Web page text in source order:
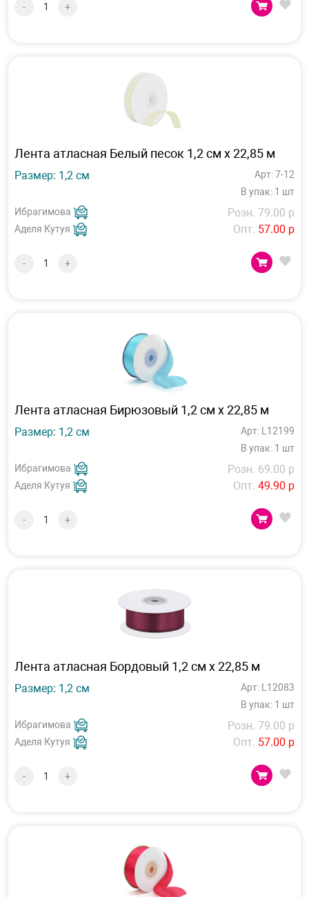
- +
Лента атласная Белый песок 1,2 см х 22,85 м
Размер: 1,2 см
Арт: 7-12
В упак: 1 шт
Ибрагимова
Аделя Кутуя
Розн. 79.00 р
Опт. 57.00 р
- +
Лента атласная Бирюзовый 1,2 см х 22,85 м
Размер: 1,2 см
Арт: L12199
В упак: 1 шт
Ибрагимова
Аделя Кутуя
Розн. 69.00 р
Опт. 49.90 р
- +
Лента атласная Бордовый 1,2 см х 22,85 м
Размер: 1,2 см
Арт: L12083
В упак: 1 шт
Ибрагимова
Аделя Кутуя
Розн. 79.00 р
Опт. 57.00 р
- +